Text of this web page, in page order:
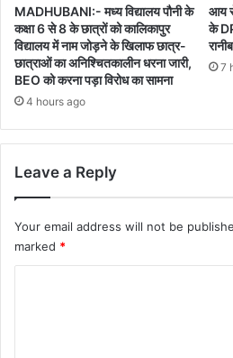
MADHUBANI:- मध्य विद्यालय पौनी के
कक्षा 6 से 8 के छात्रों को कालिकापुर
विद्यालय में नाम जोड़ने के खिलाफ छात्र-
छात्राओं का अनिश्चितकालीन धरना जारी,
BEO को करना पड़ा विरोध का सामना
4 hours ago
आय से
के
7
Leave a Reply
Your email address will not be
marked *